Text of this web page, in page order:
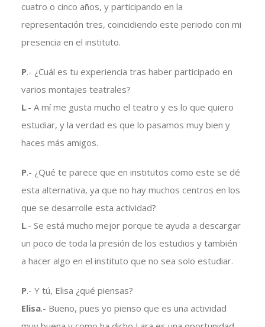
cuatro o cinco años, y participando en la
representación tres, coincidiendo este periodo con mi
presencia en el instituto.
P.- ¿Cuál es tu experiencia tras haber participado en
varios montajes teatrales?
L.- A mí me gusta mucho el teatro y es lo que quiero
estudiar, y la verdad es que lo pasamos muy bien y
haces más amigos.
P.- ¿Qué te parece que en institutos como este se dé
esta alternativa, ya que no hay muchos centros en los
que se desarrolle esta actividad?
L.- Se está mucho mejor porque te ayuda a descargar
un poco de toda la presión de los estudios y también
a hacer algo en el instituto que no sea solo estudiar.
P.- Y tú, Elisa ¿qué piensas?
Elisa.- Bueno, pues yo pienso que es una actividad